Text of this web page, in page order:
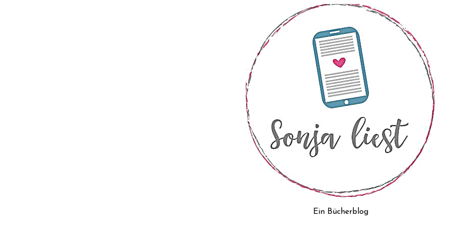
Ein Bücherblog